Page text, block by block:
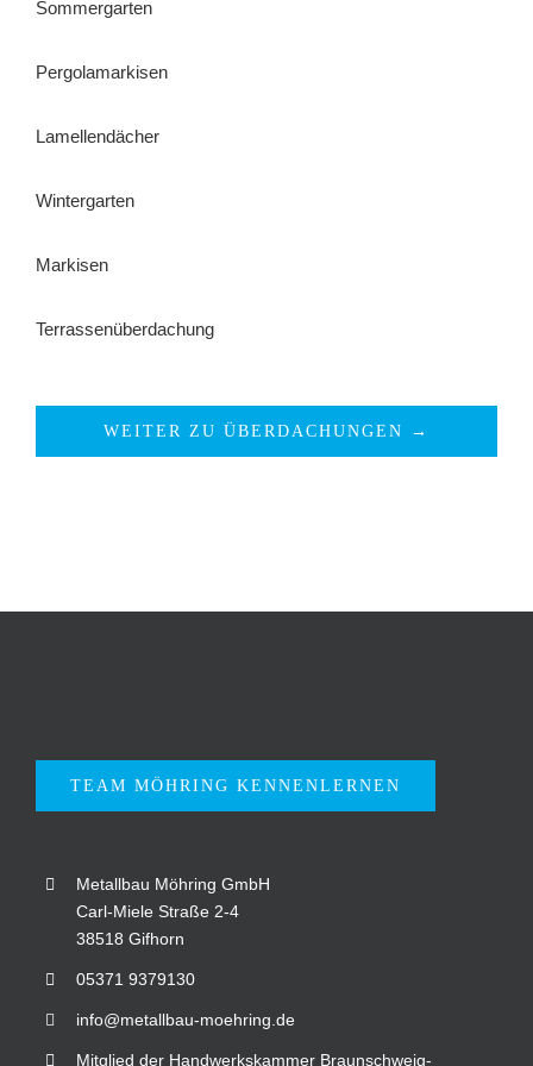
Sommergarten
Pergolamarkisen
Lamellendächer
Wintergarten
Markisen
Terrassenüberdachung
WEITER ZU ÜBERDACHUNGEN →
TEAM MÖHRING KENNENLERNEN
Metallbau Möhring GmbH
Carl-Miele Straße 2-4
38518 Gifhorn
05371 9379130
info@metallbau-moehring.de
Mitglied der Handwerkskammer Braunschweig-